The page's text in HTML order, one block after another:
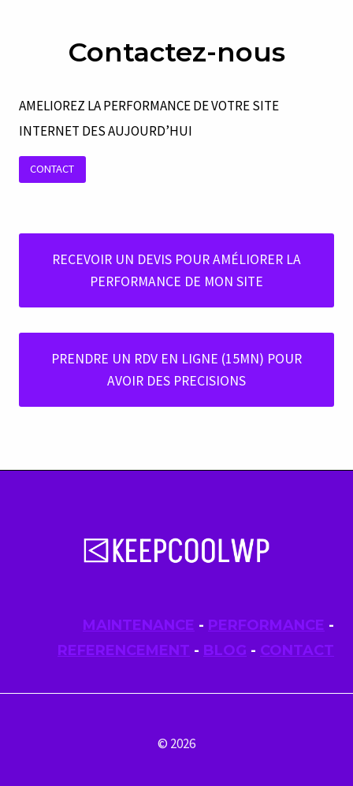
Contactez-nous
AMELIOREZ LA PERFORMANCE DE VOTRE SITE
INTERNET DES AUJOURD’HUI
CONTACT
RECEVOIR UN DEVIS POUR AMÉLIORER LA
PERFORMANCE DE MON SITE
PRENDRE UN RDV EN LIGNE (15MN) POUR
AVOIR DES PRECISIONS
MAINTENANCE - PERFORMANCE -
REFERENCEMENT - BLOG - CONTACT
© 2026